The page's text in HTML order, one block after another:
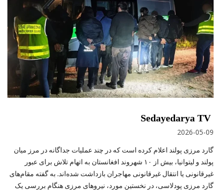
Sedayedarya TV
2026-05-09
گارد مرزی پولند اعلام کرده است که در چند عملیات جداگانه در مرز میان
پولند و لیتوانیا، بیش از ۱۰ شهروند افغانستان به اتهام تلاش برای عبور
غیرقانونی یا انتقال غیرقانونی مهاجران بازداشت شده‌اند. به گفته مقام‌های
گارد مرزی پودلاسی، در نخستین مورد، نیروهای مرزی هنگام بررسی یک